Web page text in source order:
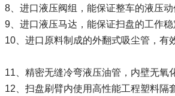
8、进口液压阀组，能保证整车的液压动
9、进口液压马达，能保证扫盘的工作稳
10、进口原料制成的外翻式吸尘管，有
11、精密无缝冷弯液压油管，内壁无氧
12、扫盘刷臂内使用高性能工程塑料隔